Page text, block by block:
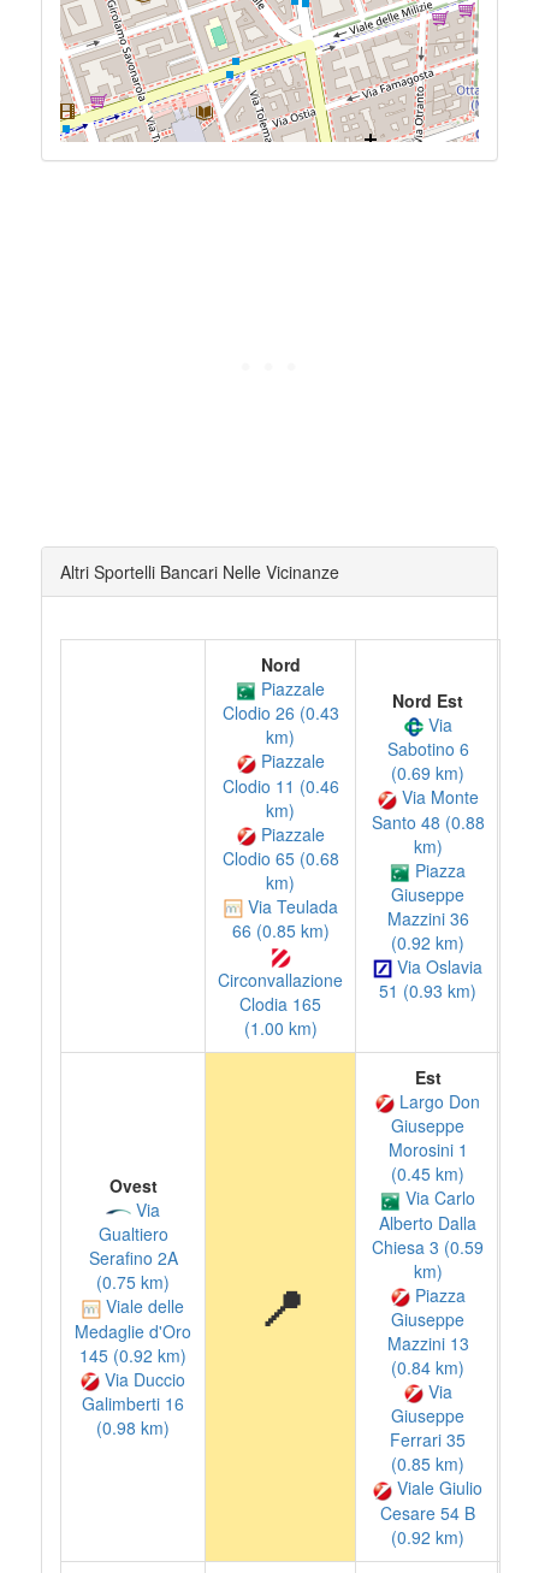
Altri Sportelli Bancari Nelle Vicinanze
Nord
Piazzale
Clodio 26 (0.43
km)
Piazzale
Clodio 11 (0.46
km)
Piazzale
Clodio 65 (0.68
km)
Via Teulada
66 (0.85 km)
Circonvallazione
Clodia 165
(1.00 km)
Nord Est
Via
Sabotino 6
(0.69 km)
Via Monte
Santo 48 (0.88
km)
Piazza
Giuseppe
Mazzini 36
(0.92 km)
Via Oslavia
51 (0.93 km)
Ovest
Via
Gualtiero
Serafino 2A
(0.75 km)
Viale delle
Medaglie d'Oro
145 (0.92 km)
Via Duccio
Galimberti 16
(0.98 km)
📍
Est
Largo Don
Giuseppe
Morosini 1
(0.45 km)
Via Carlo
Alberto Dalla
Chiesa 3 (0.59
km)
Piazza
Giuseppe
Mazzini 13
(0.84 km)
Via
Giuseppe
Ferrari 35
(0.85 km)
Viale Giulio
Cesare 54 B
(0.92 km)